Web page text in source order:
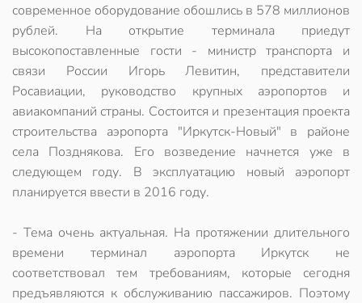
современное оборудование обошлись в 578 миллионов
рублей. На открытие терминала приедут
высокопоставленные гости - министр транспорта и
связи России Игорь Левитин, представители
Росавиации, руководство крупных аэропортов и
авиакомпаний страны. Состоится и презентация проекта
строительства аэропорта "Иркутск-Новый" в районе
села Позднякова. Его возведение начнется уже в
следующем году. В эксплуатацию новый аэропорт
планируется ввести в 2016 году.
- Тема очень актуальная. На протяжении длительного
времени терминал аэропорта Иркутск не
соответствовал тем требованиям, которые сегодня
предъявляются к обслуживанию пассажиров. Поэтому